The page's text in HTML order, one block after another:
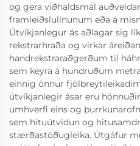
og gera viðhaldsmál
framleiðslulínunum eða á
Útvíkjanlegur ás aðlagar sig
rekstrarhraða og virkar
handrekstraraðgerðum til
sem keyra á hundruðum
einnig önnur
útvíkjanlegir ásar eru
umhverfi eins og
sem hituútvidun og
stærðastöðugleika. Útgáfur